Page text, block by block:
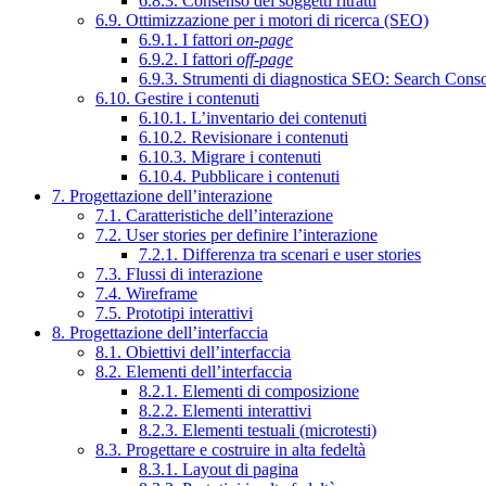
6.9. Ottimizzazione per i motori di ricerca (SEO)
6.9.1. I fattori on-page
6.9.2. I fattori off-page
6.9.3. Strumenti di diagnostica SEO: Search
6.10. Gestire i contenuti
6.10.1. L’inventario dei contenuti
6.10.2. Revisionare i contenuti
6.10.3. Migrare i contenuti
6.10.4. Pubblicare i contenuti
7. Progettazione dell’interazione
7.1. Caratteristiche dell’interazione
7.2. User stories per definire l’interazione
7.2.1. Differenza tra scenari e user stories
7.3. Flussi di interazione
7.4. Wireframe
7.5. Prototipi interattivi
8. Progettazione dell’interfaccia
8.1. Obiettivi dell’interfaccia
8.2. Elementi dell’interfaccia
8.2.1. Elementi di composizione
8.2.2. Elementi interattivi
8.2.3. Elementi testuali (microtesti)
8.3. Progettare e costruire in alta fedeltà
8.3.1. Layout di pagina